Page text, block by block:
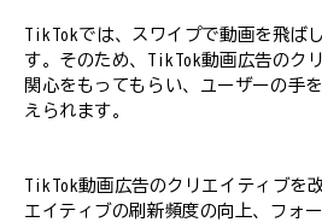
TikTokでは、スワイプで動画を飛ば
す。そのため、TikTok動画広告のク
関心をもってもらい、ユーザーの手
えられます。
TikTok動画広告のクリエイティブを
エイティブの刷新頻度の向上、フォ